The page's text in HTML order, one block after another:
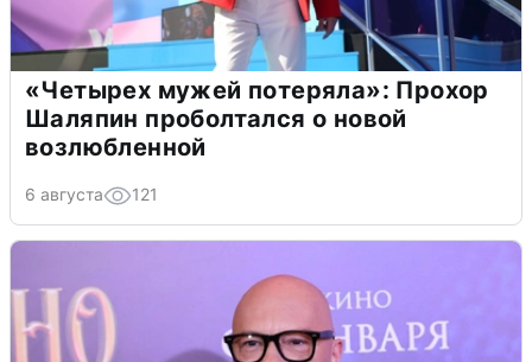
«Четырех мужей потеряла»: Прохор
Шаляпин проболтался о новой
возлюбленной
6 августа 121